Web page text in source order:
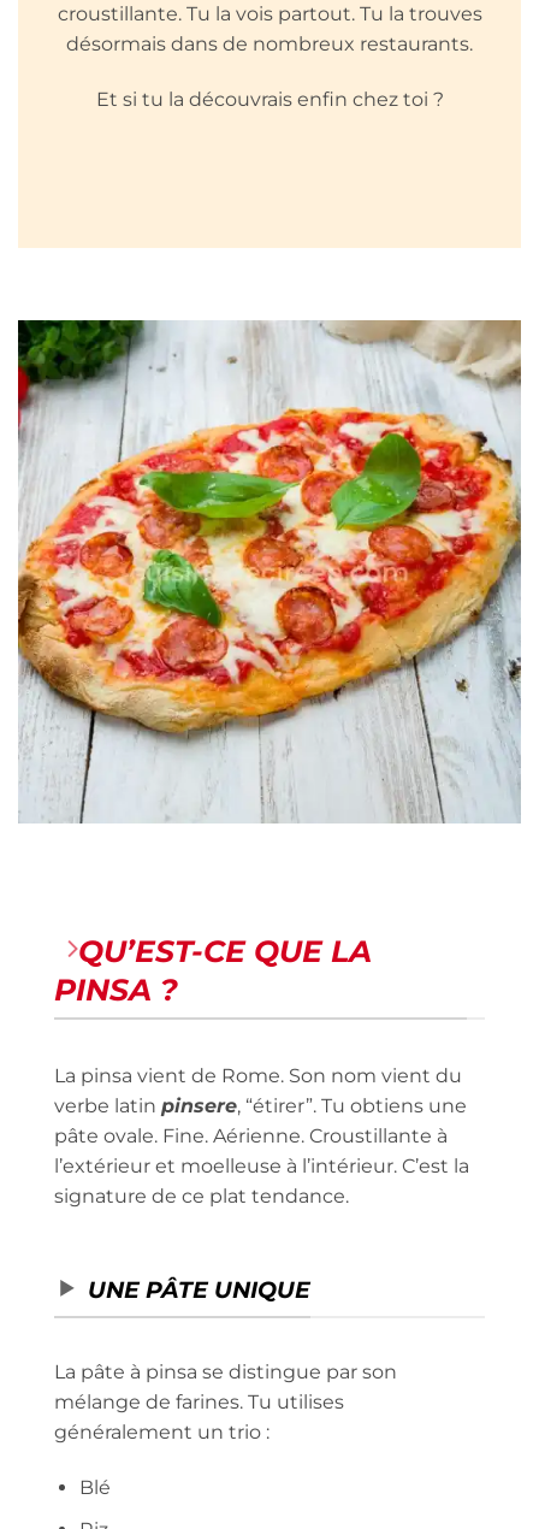
croustillante. Tu la vois partout. Tu la trouves
désormais dans de nombreux restaurants.
Et si tu la découvrais enfin chez toi ?
QU’EST-CE QUE LA
PINSA ?
La pinsa vient de Rome. Son nom vient du
verbe latin pinsere, “étirer”. Tu obtiens une
pâte ovale. Fine. Aérienne. Croustillante à
l’extérieur et moelleuse à l’intérieur. C’est la
signature de ce plat tendance.
UNE PÂTE UNIQUE
La pâte à pinsa se distingue par son
mélange de farines. Tu utilises
généralement un trio :
Blé